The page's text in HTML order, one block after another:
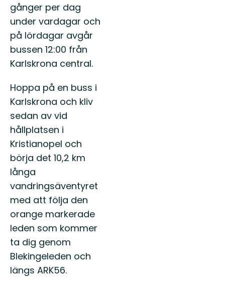
gånger per dag
under vardagar och
på lördagar avgår
bussen 12:00 från
Karlskrona central.
Hoppa på en buss i
Karlskrona och kliv
sedan av vid
hållplatsen i
Kristianopel och
börja det 10,2 km
långa
vandringsäventyret
med att följa den
orange markerade
leden som kommer
ta dig genom
Blekingeleden och
längs ARK56.